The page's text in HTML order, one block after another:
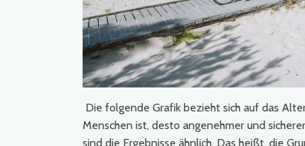
Die folgende Grafik bezieht sich auf das
Menschen ist, desto angenehmer und
sind die Ergebnisse ähnlich. Das heißt, die